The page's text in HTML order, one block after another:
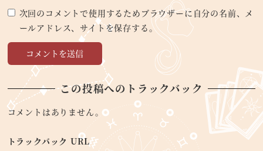
次回のコメントで使用するためブラウザーに自分の名前、メ
ールアドレス、サイトを保存する。
この投稿へのトラックバック
コメントはありません。
トラックバック URL